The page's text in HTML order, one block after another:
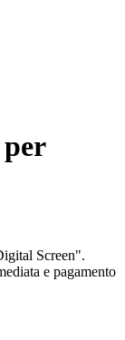
Screen".
e pagamento